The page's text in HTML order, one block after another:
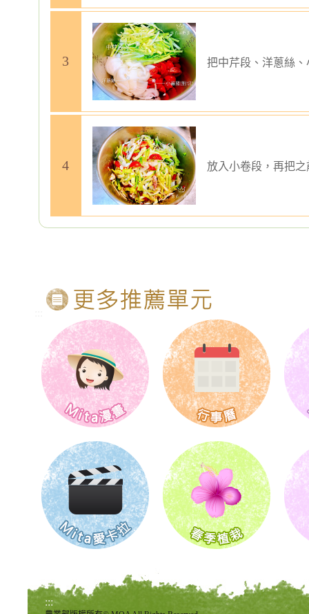
把中芹段、洋蔥絲
放入小卷段，再把
:::